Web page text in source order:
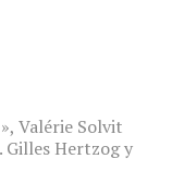
Valérie Solvit
Gilles Hertzog y